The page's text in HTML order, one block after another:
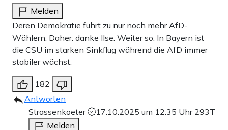
Melden
Deren Demokratie führt zu nur noch mehr AfD-
Wählern. Daher: danke Ilse. Weiter so. In Bayern ist
die CSU im starken Sinkflug während die AfD immer
stabiler wächst.
182
Antworten
Strassenkoeter
17.10.2025 um 12:35 Uhr 293T
Melden